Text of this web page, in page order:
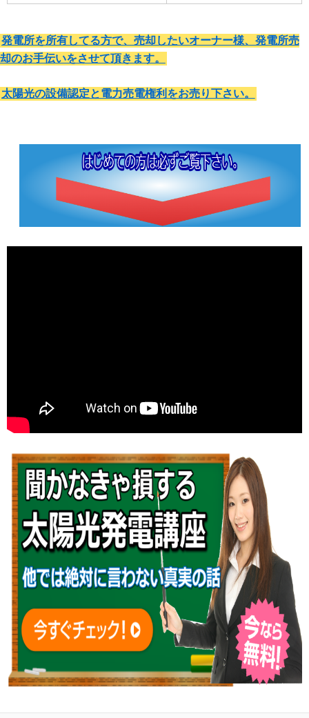
発電所を所有してる方で、売却したいオーナー様、発電所売
却のお手伝いをさせて頂きます。
太陽光の設備認定と電力売電権利をお売り下さい。